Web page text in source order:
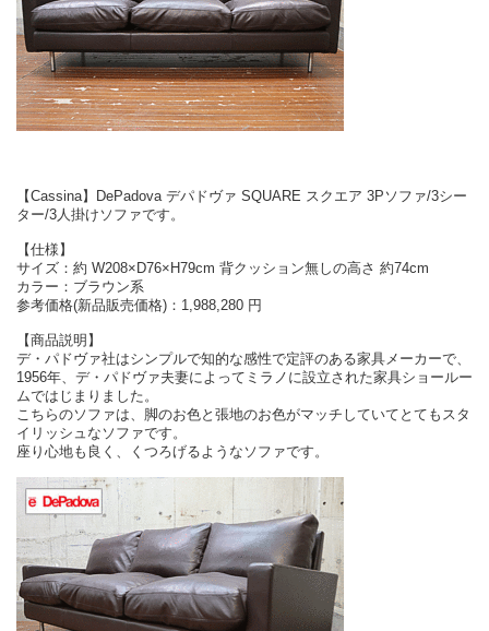
【Cassina】DePadova デパドヴァ SQUARE スクエア 3Pソファ/3シー
ター/3人掛けソファです。
【仕様】
サイズ：約 W208×D76×H79cm 背クッション無しの高さ 約74cm
カラー：ブラウン系
参考価格(新品販売価格)：1,988,280 円
【商品説明】
デ・パドヴァ社はシンプルで知的な感性で定評のある家具メーカーで、
1956年、デ・パドヴァ夫妻によってミラノに設立された家具ショールー
ムではじまりました。
こちらのソファは、脚のお色と張地のお色がマッチしていてとてもスタ
イリッシュなソファです。
座り心地も良く、くつろげるようなソファです。